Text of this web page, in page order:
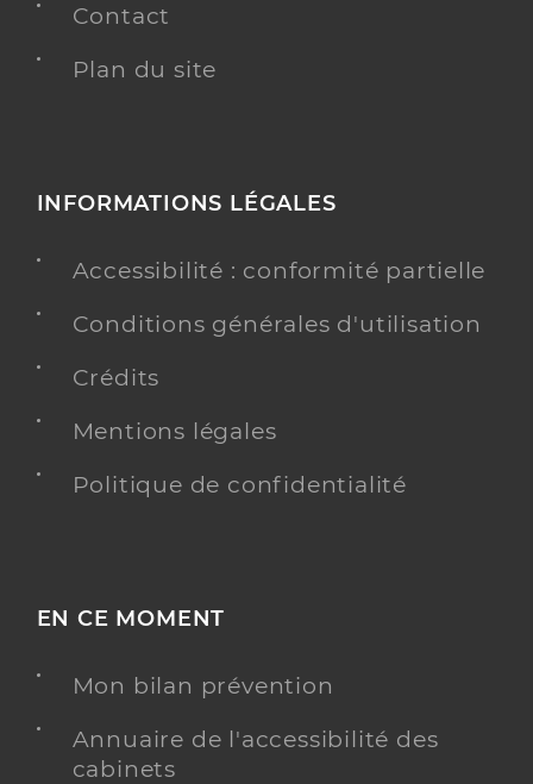
Contact
Plan du site
INFORMATIONS LÉGALES
Accessibilité : conformité partielle
Conditions générales d'utilisation
Crédits
Mentions légales
Politique de confidentialité
EN CE MOMENT
Mon bilan prévention
Annuaire de l'accessibilité des
cabinets